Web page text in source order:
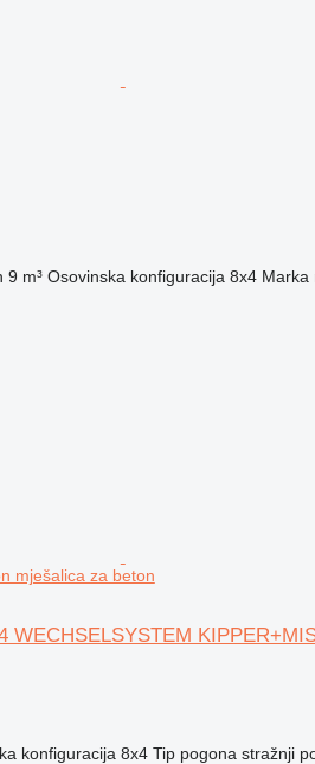
9 m³ Osovinska konfiguracija 8x4 Marka
mješalica za beton
WECHSELSYSTEM
konfiguracija 8x4 Tip pogona stražnji